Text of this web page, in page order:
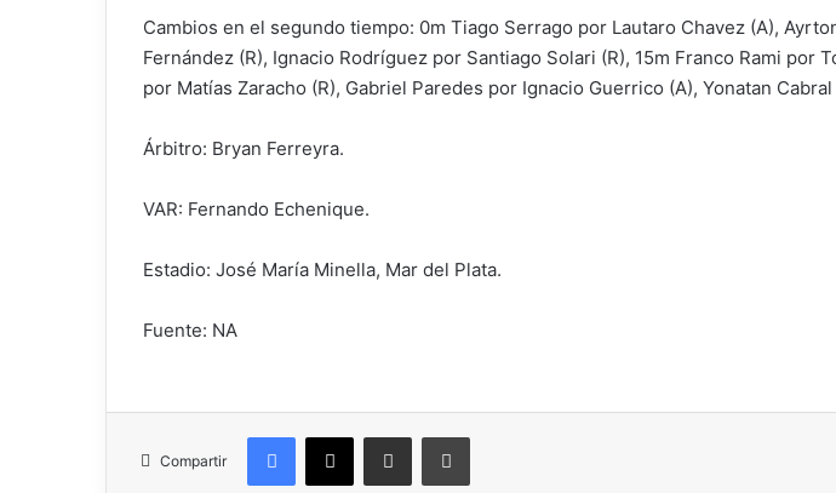
Cambios en el segundo tiempo: 0m Tiago Serrago por Lautaro Chavez (A),
Fernández (R), Ignacio Rodríguez por Santiago Solari (R), 15m Franco Rami
por Matías Zaracho (R), Gabriel Paredes por Ignacio Guerrico (A), Yonatan
Árbitro: Bryan Ferreyra.
VAR: Fernando Echenique.
Estadio: José María Minella, Mar del Plata.
Fuente: NA
Compartir
Facebook
X Compartir por correo electrónicoImprimir